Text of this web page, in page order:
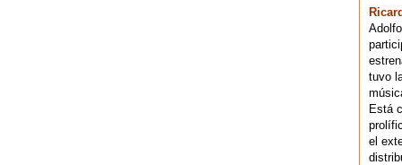
tuvo
Está
el